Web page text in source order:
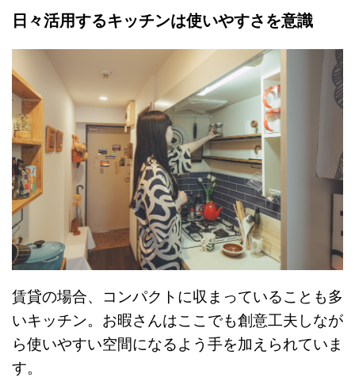
日々活用するキッチンは使いやすさを意識
賃貸の場合、コンパクトに収まっていることも多
いキッチン。お暇さんはここでも創意工夫しなが
ら使いやすい空間になるよう手を加えられていま
す。